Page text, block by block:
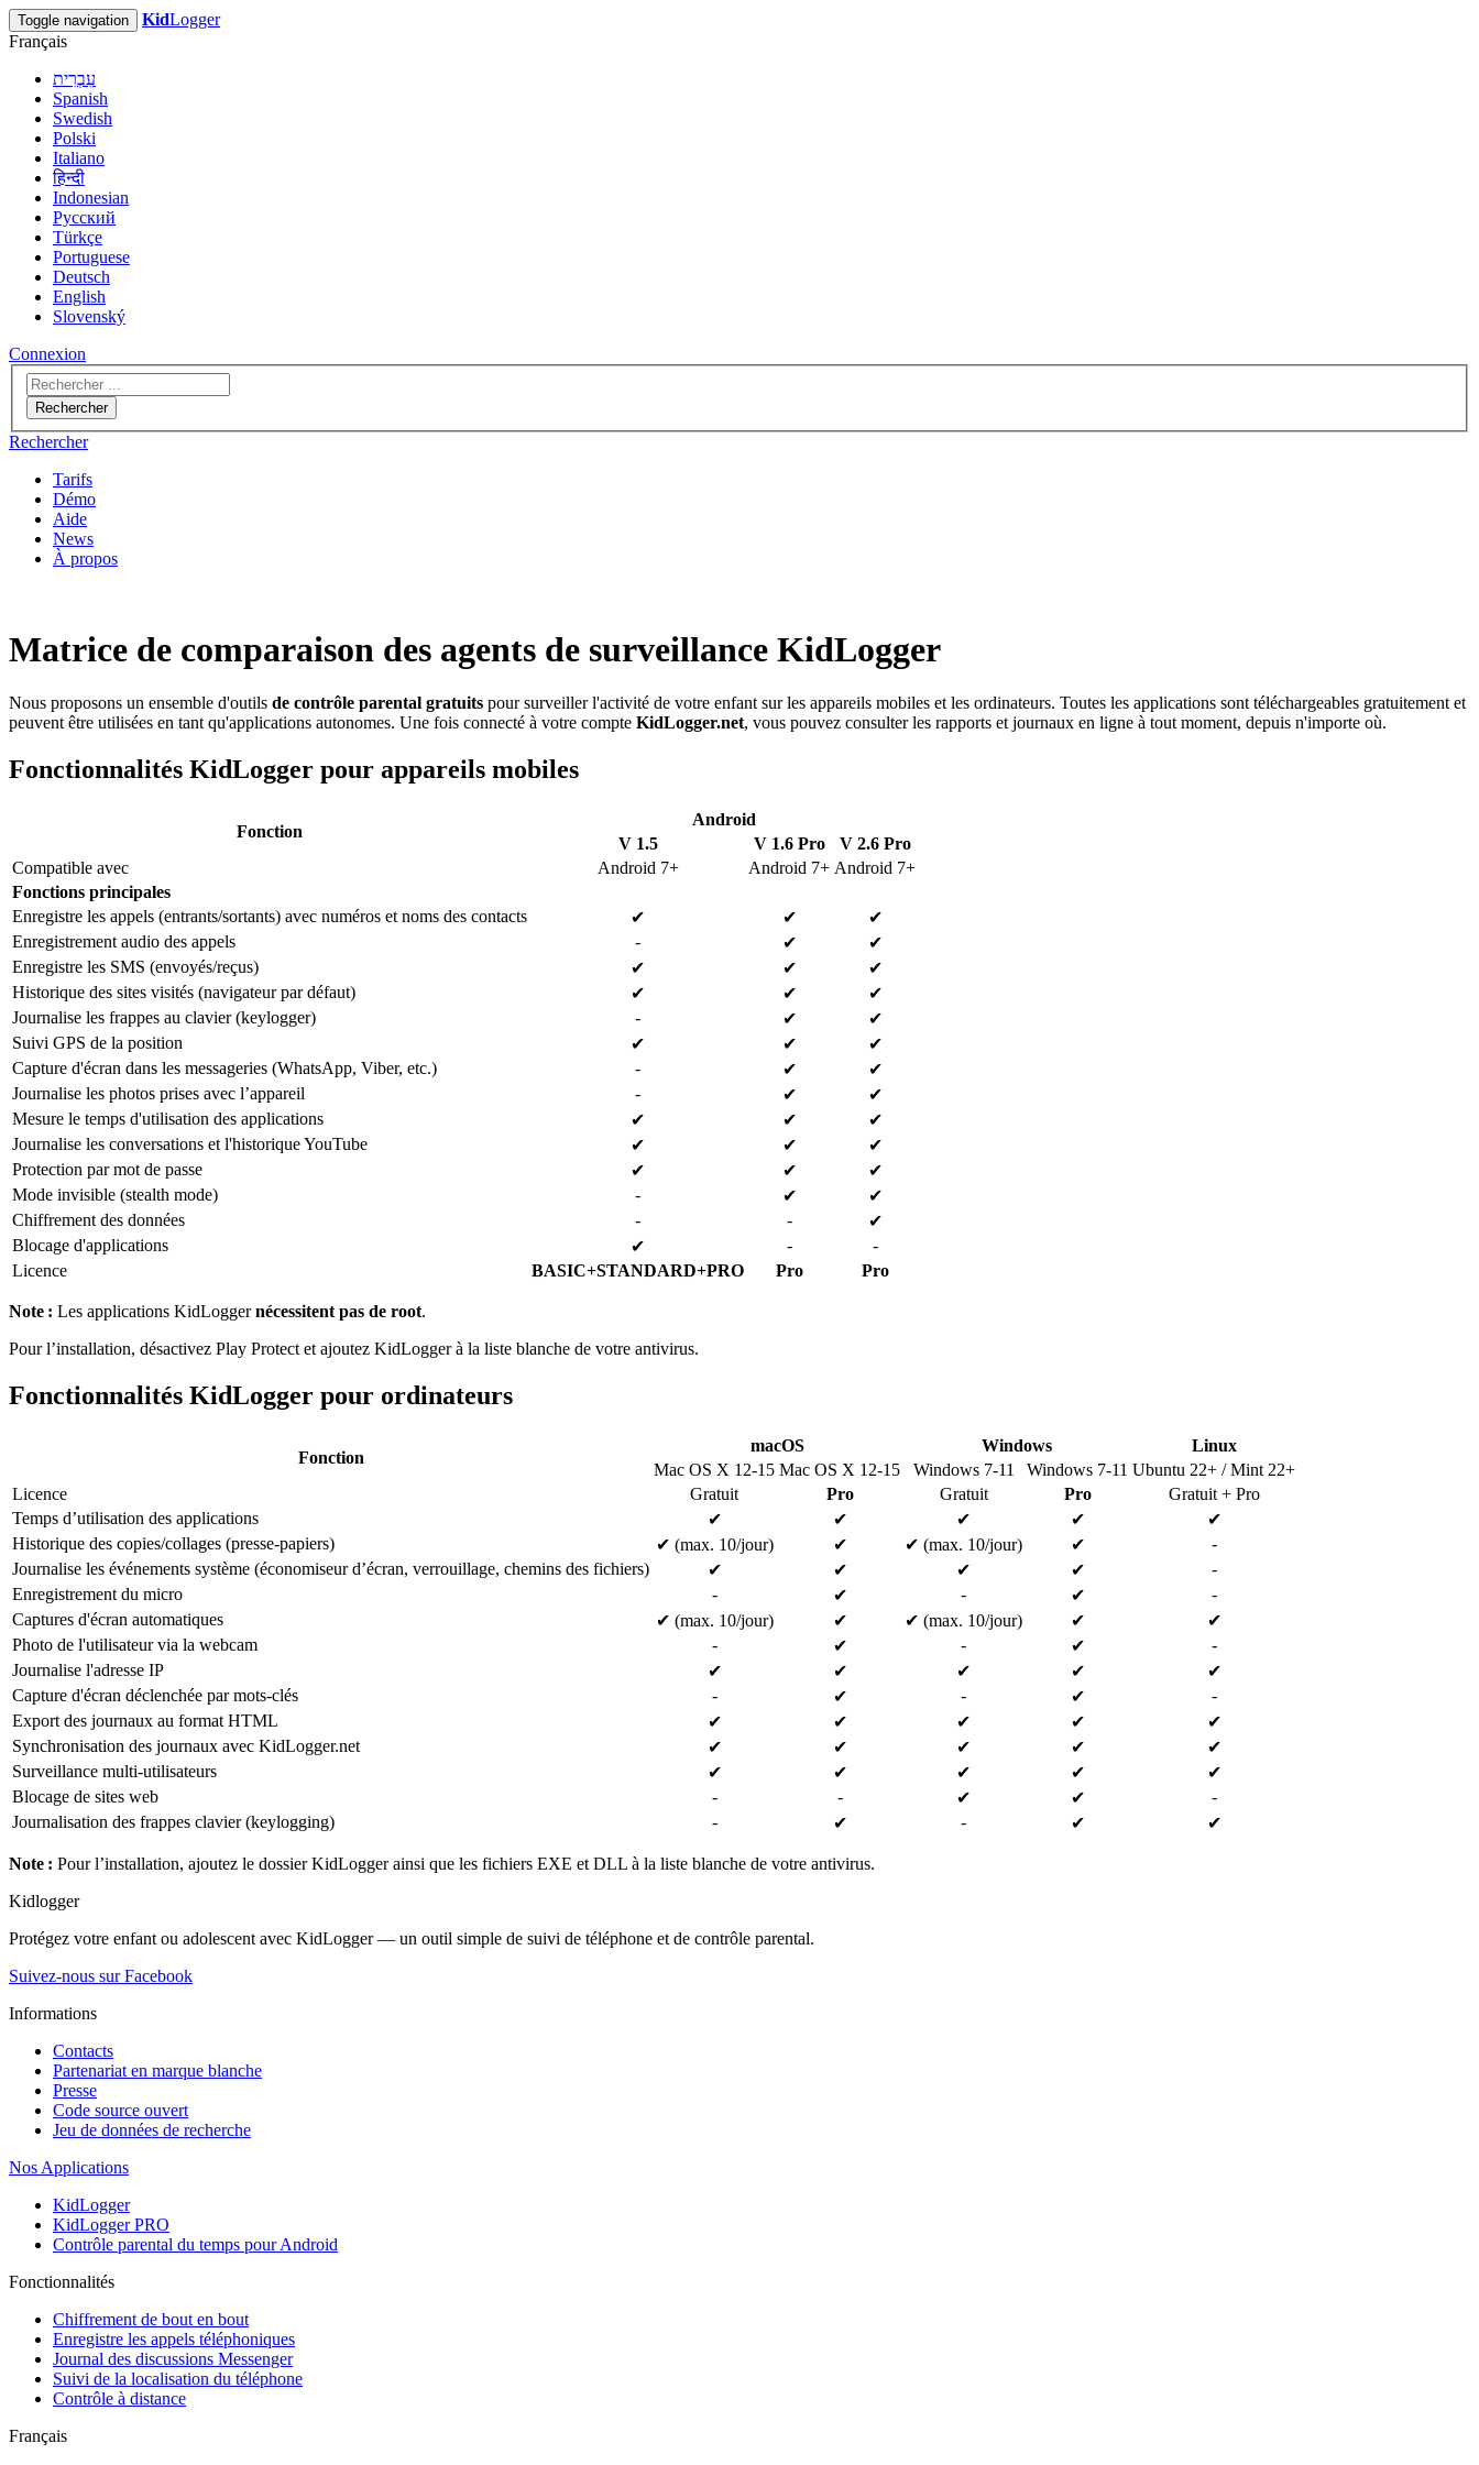
Toggle navigation KidLogger
Français
עִבְרִית
Spanish
Swedish
Polski
Italiano
हिन्दी
Indonesian
Русский
Türkçe
Portuguese
Deutsch
English
Slovenský
Connexion
Rechercher
Rechercher
Tarifs
Démo
Aide
News
À propos
Matrice de comparaison des agents de surveillance KidLogger
Nous proposons un ensemble d'outils de contrôle parental gratuits pour surveiller l'activité de votre enfant sur les appareils mobiles et les ordinateurs. Toutes les applications sont téléchargeables gratuitement et
peuvent être utilisées en tant qu'applications autonomes. Une fois connecté à votre compte KidLogger.net, vous pouvez consulter les rapports et journaux en ligne à tout moment, depuis n'importe où.
Fonctionnalités KidLogger pour appareils mobiles
Fonction
Android
V 1.5
V 1.6 Pro
V 2.6 Pro
Compatible avec
Android 7+ Android 7+ Android 7+
Fonctions principales
Enregistre les appels (entrants/sortants) avec numéros et noms des contacts
✔ ✔
✔
Enregistrement audio des appels
- ✔
✔
Enregistre les SMS (envoyés/reçus)
✔ ✔
✔
Historique des sites visités (navigateur par défaut)
✔ ✔
✔
Journalise les frappes au clavier (keylogger)
- ✔
✔
Suivi GPS de la position
✔ ✔
✔
Capture d'écran dans les messageries (WhatsApp, Viber, etc.)
- ✔
✔
Journalise les photos prises avec l’appareil
- ✔
✔
Mesure le temps d'utilisation des applications
✔ ✔
✔
Journalise les conversations et l'historique YouTube
✔ ✔
✔
Protection par mot de passe
✔ ✔
✔
Mode invisible (stealth mode)
- ✔
✔
Chiffrement des données
- -
✔
Blocage d'applications
✔ -
-
Licence
BASIC+STANDARD+PRO Pro Pro
Note : Les applications KidLoggernécessitent pas de root.
Pour l’installation, désactivez Play Protect et ajoutez KidLogger à la liste blanche de votre antivirus.
Fonctionnalités KidLogger pour ordinateurs
Fonction
macOS Windows
Linux
Mac OS X 12-15 Mac OS X 12-15 Windows 7-11 Windows 7-11 Ubuntu 22+ / Mint 22+
Licence
Gratuit Pro Gratuit Pro
Gratuit + Pro
Temps d’utilisation des applications
✔ ✔ ✔ ✔
✔
Historique des copies/collages (presse-papiers)
✔ (max. 10/jour) ✔ ✔ (max. 10/jour) ✔
-
Journalise les événements système (économiseur d’écran, verrouillage, chemins des fichiers)
✔ ✔ ✔ ✔
-
Enregistrement du micro
- ✔ - ✔
-
Captures d'écran automatiques
✔ (max. 10/jour) ✔ ✔ (max. 10/jour) ✔
✔
Photo de l'utilisateur via la webcam
- ✔ - ✔
-
Journalise l'adresse IP
✔ ✔ ✔ ✔
✔
Capture d'écran déclenchée par mots-clés
- ✔ - ✔
-
Export des journaux au format HTML
✔ ✔ ✔ ✔
✔
Synchronisation des journaux avec KidLogger.net
✔ ✔ ✔ ✔
✔
Surveillance multi-utilisateurs
✔ ✔ ✔ ✔
✔
Blocage de sites web
- - ✔ ✔
-
Journalisation des frappes clavier (keylogging)
- ✔ - ✔ ✔
Note : Pour l’installation, ajoutez le dossier KidLogger ainsi que les fichiers EXE et DLL à la liste blanche de votre antivirus.
Kidlogger
Protégez votre enfant ou adolescent avec KidLogger — un outil simple de suivi de téléphone et de contrôle parental.
Suivez-nous sur Facebook
Informations
Contacts
Partenariat en marque blanche
Presse
Code source ouvert
Jeu de données de recherche
Nos Applications
KidLogger
KidLogger PRO
Contrôle parental du temps pour Android
Fonctionnalités
Chiffrement de bout en bout
Enregistre les appels téléphoniques
Journal des discussions Messenger
Suivi de la localisation du téléphone
Contrôle à distance
Français